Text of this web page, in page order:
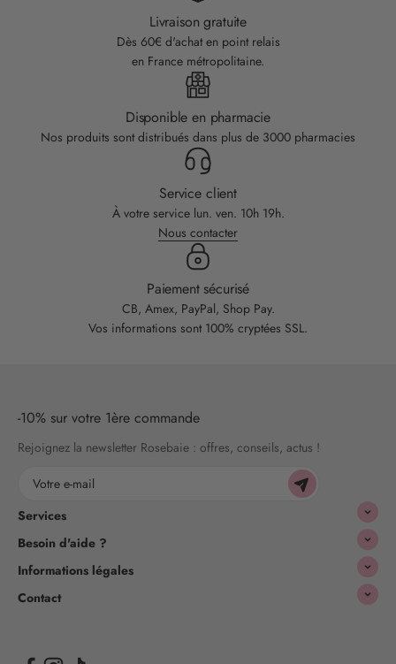
Livraison gratuite
Dès 60€ d'achat en point relais
en France métropolitaine.
Disponible en pharmacie
Nos produits sont distribués dans plus de 3000 pharmacies
Service client
À votre service lun. ven. 10h 19h.
Nous contacter
Paiement sécurisé
CB, Amex, PayPal, Shop Pay.
Vos informations sont 100% cryptées SSL.
-10% sur votre 1ère commande
Rejoignez la newsletter Rosebaie : offres, conseils, actus !
Services
Besoin d'aide ?
Informations légales
Contact